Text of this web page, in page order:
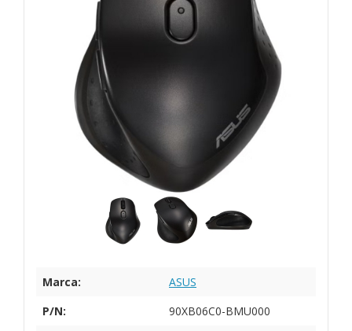
Marca:
ASUS
P/N:
90XB06C0-BMU000